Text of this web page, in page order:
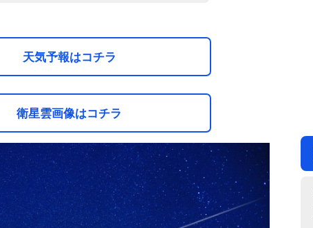
天気予報はコチラ
衛星雲画像はコチラ